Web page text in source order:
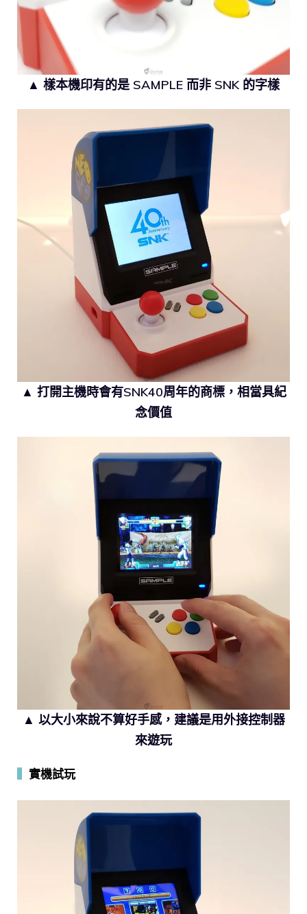
▲ 樣本機印有的是 SAMPLE 而非 SNK 的字樣
▲ 打開主機時會有SNK40周年的商標，相當具紀
念價值
▲ 以大小來說不算好手感，建議是用外接控制器
來遊玩
實機試玩